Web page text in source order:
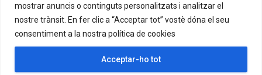
mostrar anuncis o continguts personalitzats i analitzar el
nostre trànsit. En fer clic a “Acceptar tot” vostè dóna el seu
consentiment a la nostra política de cookies
Acceptar-ho tot